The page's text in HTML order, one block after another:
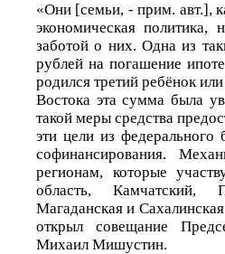
«Они [семьи, - прим. авт.],
экономическая политика,
заботой о них. Одна из
рублей на погашение
родился третий ребёнок
Востока эта сумма была
такой меры средства
эти цели из
софинансирования.
регионам, которые
область, Камчатский,
Магаданская и
открыл совещание
Михаил Мишустин.